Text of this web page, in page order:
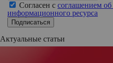
Согласен с соглашением
информационного ресурса
Подписаться
Актуальные статьи